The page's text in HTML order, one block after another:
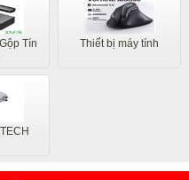
Tín
Thiết bị máy tính